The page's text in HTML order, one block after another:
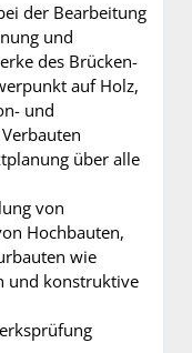
der Bearbeitung
und
des Brücken-
auf Holz,
und
über alle
von
Hochbauten,
wie
und konstruktive